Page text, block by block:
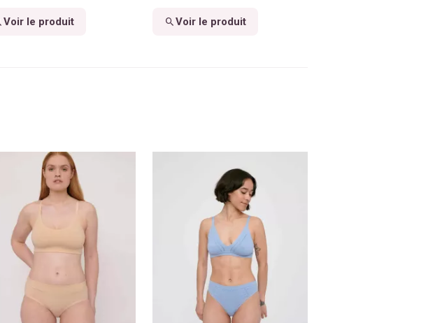
Voir le produit Voir le produit